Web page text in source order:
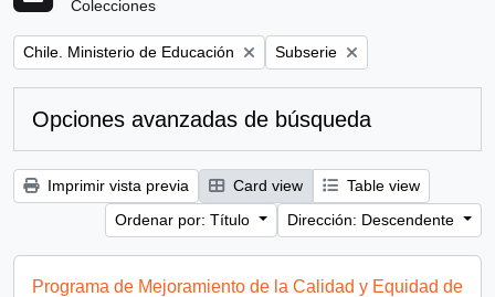
Colecciones
Remove filter:
Chile. Ministerio de Educación Remove filter:
Subserie
Opciones avanzadas de búsqueda
Imprimir vista previa Card view
Table view
Ordenar por: Título
Dirección: Descendente
Programa de Mejoramiento de la Calidad y Equidad de